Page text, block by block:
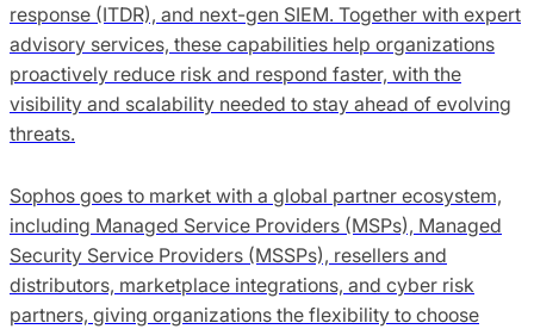
response (ITDR), and next-gen SIEM. Together with expert
advisory services, these capabilities help organizations
proactively reduce risk and respond faster, with the
visibility and scalability needed to stay ahead of evolving
threats.
Sophos goes to market with a global partner ecosystem,
including Managed Service Providers (MSPs), Managed
Security Service Providers (MSSPs), resellers and
distributors, marketplace integrations, and cyber risk
partners, giving organizations the flexibility to choose